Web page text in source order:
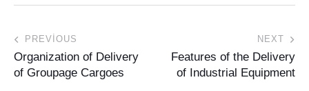
PREVIOUS
Organization of Delivery
of Groupage Cargoes
NEXT
Features of the Delivery
of Industrial Equipment